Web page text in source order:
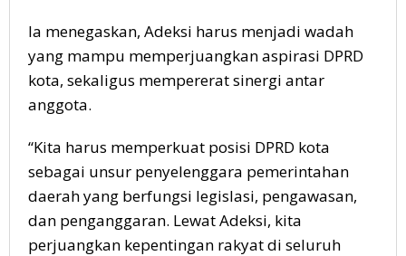
Ia menegaskan, Adeksi harus menjadi wadah
yang mampu memperjuangkan aspirasi DPRD
kota, sekaligus mempererat sinergi antar
anggota.
“Kita harus memperkuat posisi DPRD kota
sebagai unsur penyelenggara pemerintahan
daerah yang berfungsi legislasi, pengawasan,
dan penganggaran. Lewat Adeksi, kita
perjuangkan kepentingan rakyat di seluruh